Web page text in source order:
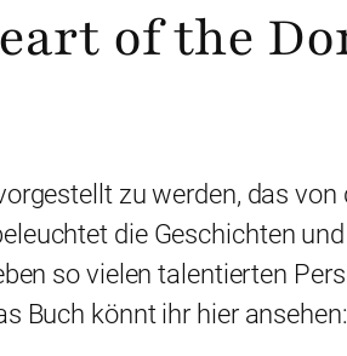
of the
zu werden, das
die Geschichten
so vielen talentierten
Buch könnt ihr hier ansehen: